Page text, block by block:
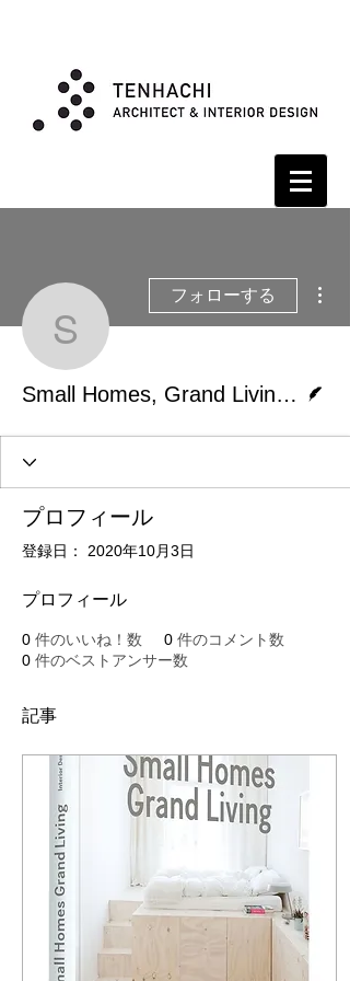
Small Homes,
フォローする
Small Homes, Grand Livingに.8HOUSEを掲載していただきました。
プロフィール
登録日： 2020年10月3日
プロフィール
0 件のいいね！数 0 件のコメント数
0 件のベストアンサー数
記事